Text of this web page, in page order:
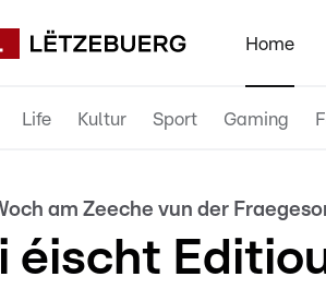
Home
Life Kultur Sport Gaming
am Zeeche vun der
éischt